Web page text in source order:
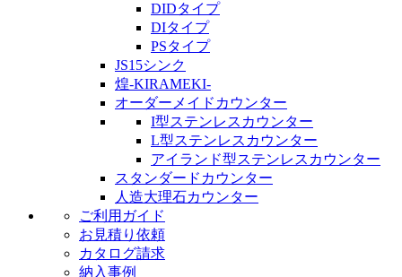
DIDタイプ
DIタイプ
PSタイプ
JS15シンク
煌-KIRAMEKI-
オーダーメイドカウンター
I型ステンレスカウンター
L型ステンレスカウンター
アイランド型ステンレスカウンター
スタンダードカウンター
人造大理石カウンター
ご利用ガイド
お見積り依頼
カタログ請求
納入事例